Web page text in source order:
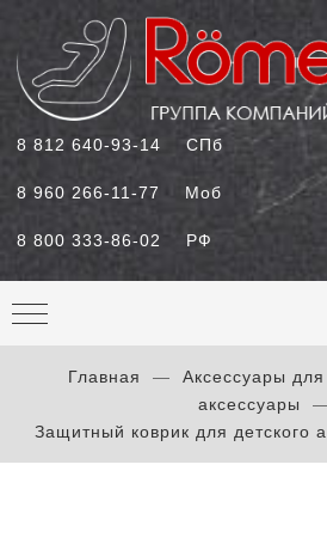
8 812 640-93-14 СПб
8 960 266-11-77 Моб
8 800 333-86-02 РФ
Главная
Аксессуары для
аксессуары
Защитный коврик для детского